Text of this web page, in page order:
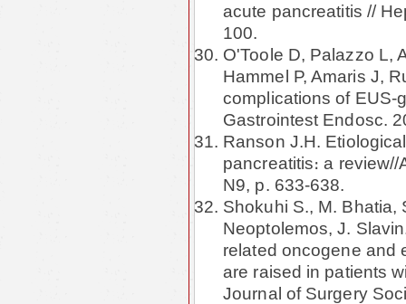
acute pancreatitis //
100.
O'Toole D, Palazzo L,
Hammel P, Amaris J,
complications of EUS-
Gastrointest Endosc.
Ranson J.H.
pancreatitis։ a
N9, p. 633-638.
Shokuhi S., M. Bhatia,
Neoptolemos, J.
related oncogene and
are raised in patients
Journal of Surgery